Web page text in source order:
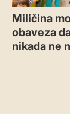
Miličina
obaveza
nikada ne